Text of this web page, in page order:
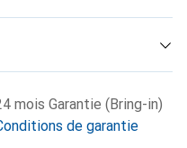
mois Garantie (Bring-in)
de garantie